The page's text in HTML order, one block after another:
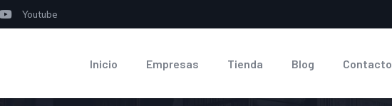
Youtube
Inicio Empresas Tienda Blog Contacto